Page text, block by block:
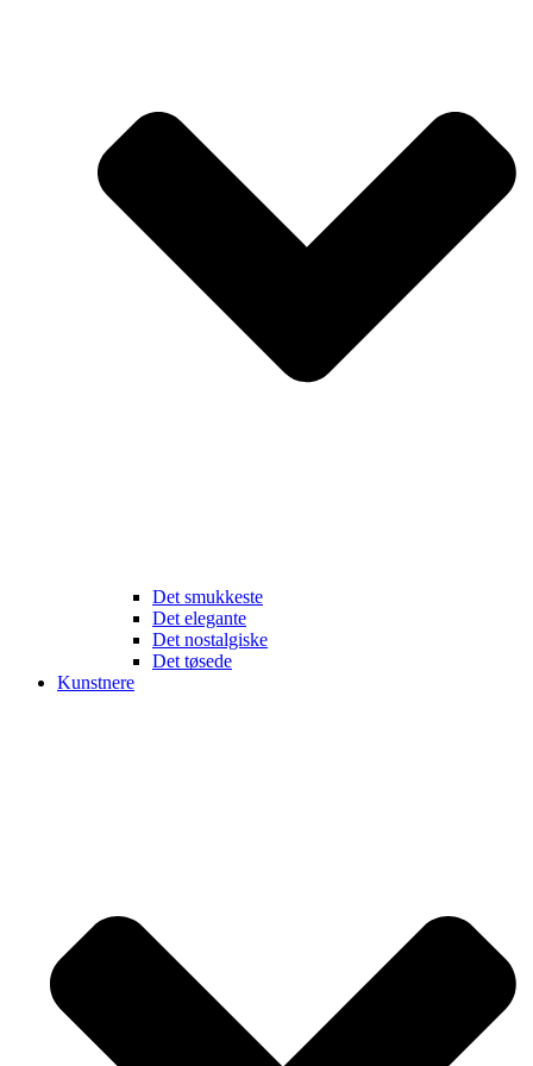
Det smukkeste
Det elegante
Det nostalgiske
Det tøsede
Kunstnere